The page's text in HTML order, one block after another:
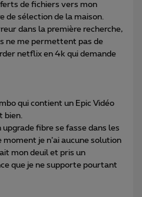
de fichiers vers mon
de sélection de la maison.
dans la première recherche,
ne me permettent pas de
netflix en 4k qui demande
qui contient un Epic Vidéo
bien.
upgrade fibre se fasse dans les
je n’ai aucune solution
mon deuil et pris un
que je ne supporte pourtant